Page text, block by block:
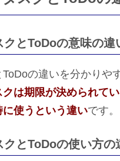
クとToDoの意味の違
の違いを分かりや
は期限が決められて
使うという違いです。
クとToDoの使い方の